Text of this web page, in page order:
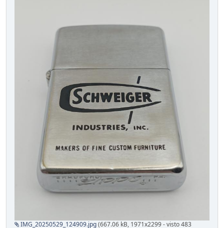
IMG_20250529_124909.jpg(667.06 kB, 1971x2299 - visto 483